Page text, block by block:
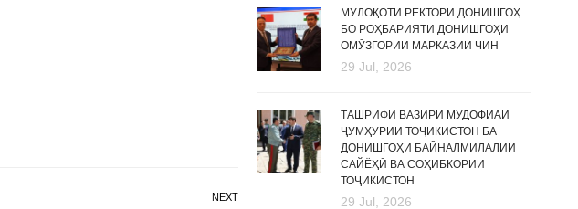
NEXT
МУЛОҚОТИ РЕКТОРИ ДОНИШГОҲ
БО РОҲБАРИЯТИ ДОНИШГОҲИ
ОМӮЗГОРИИ МАРКАЗИИ ЧИН
29 Jul, 2026
ТАШРИФИ ВАЗИРИ МУДОФИАИ
ҶУМҲУРИИ ТОҶИКИСТОН БА
ДОНИШГОҲИ БАЙНАЛМИЛАЛИИ
САЙЁҲӢ ВА СОҲИБКОРИИ
ТОҶИКИСТОН
29 Jul, 2026